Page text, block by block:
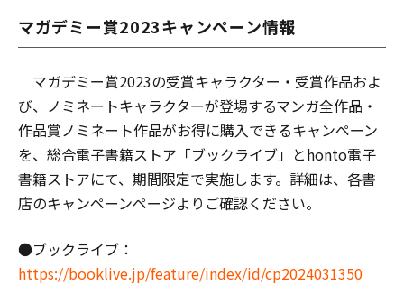
マガデミー賞2023キャンペーン情報
マガデミー賞2023の受賞キャラクター・受賞作品およ
び、ノミネートキャラクターが登場するマンガ全作品・
作品賞ノミネート作品がお得に購入できるキャンペーン
を、総合電子書籍ストア「ブックライブ」とhonto電子
書籍ストアにて、期間限定で実施します。詳細は、各書
店のキャンペーンページよりご確認ください。
●ブックライブ：
https://booklive.jp/feature/index/id/cp2024031350